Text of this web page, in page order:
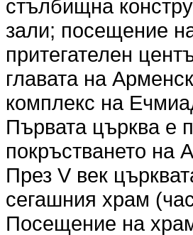
стълбищна
зали; посещение
притегателен
главата на
комплекс на
Първата църква е
покръстването на
През V век
сегашния храм
Посещение на